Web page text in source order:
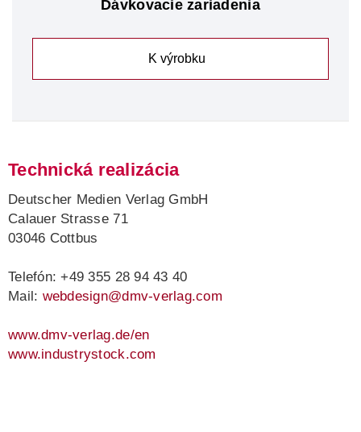
Dávkovacie zariadenia
K výrobku
Technická realizácia
Deutscher Medien Verlag GmbH
Calauer Strasse 71
03046 Cottbus
Telefón: +49 355 28 94 43 40
Mail: webdesign@dmv-verlag.com
www.dmv-verlag.de/en
www.industrystock.com